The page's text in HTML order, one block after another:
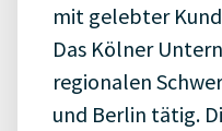
mit gelebter
Das Kölner
regionalen
und Berlin tätig.